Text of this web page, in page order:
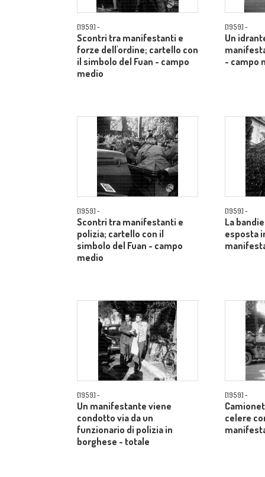
[1959] -
Scontri tra manifestanti e
forze dell'ordine; cartello con
il simbolo del Fuan - campo
medio
[1959] -
Un
- campo
[1959] -
Scontri tra manifestanti e
polizia; cartello con il
simbolo del Fuan - campo
medio
[1959] -
La
esposta
[1959] -
Un manifestante viene
condotto via da un
funzionario di polizia in
borghese - totale
[1959] -
celere